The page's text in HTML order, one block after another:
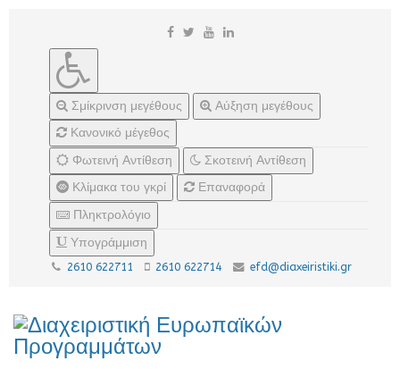
Σμίκρινση μεγέθους
Αύξηση μεγέθους
Κανονικό μέγεθος
Φωτεινή Αντίθεση
Σκοτεινή Αντίθεση
Κλίμακα του γκρί
Επαναφορά
Πληκτρολόγιο
Υπογράμμιση
2610 622711 2610 622714 efd@diaxeiristiki.gr